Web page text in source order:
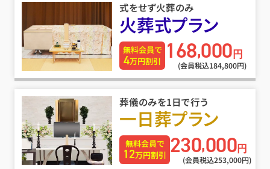
式をせず火葬のみ
火葬式プラン
無料会員で
4万円割引 168,000 円
(会員税込184,800円)
葬儀のみを1日で行う
一日葬プラン
無料会員で
12万円割引 230,000円
(会員税込253,000円)